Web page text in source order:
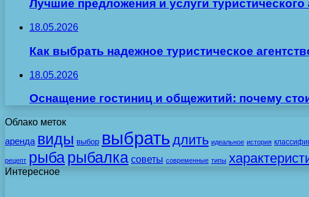
Лучшие предложения и услуги
18.05.2026
Как выбрать надежное туристическое
18.05.2026
Оснащение гостиниц и общежитий: почему
Облако меток
аренда виды выбор выбрать длить идеальное история
рецепт рыбарыбалка советы современные типы
Интересное